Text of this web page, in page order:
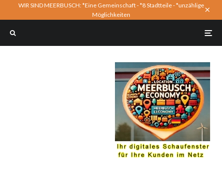
WIR SIND MEERBUSCH: *Eine Gemeinschaft - *8 Stadtteile - *unzählige
Möglichkeiten